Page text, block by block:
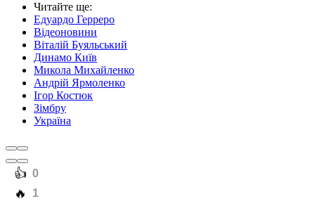
Читайте ще:
Едуардо Герреро
Відеоновини
Віталій Буяльський
Динамо Київ
Микола Михайленко
Андрій Ярмоленко
Ігор Костюк
Зімбру
Україна
️👍 0
️🔥 1